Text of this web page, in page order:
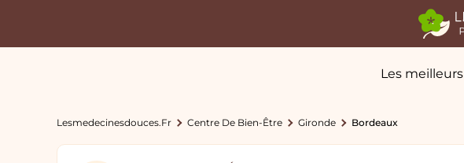
Les meilleurs
Lesmedecinesdouces.fr Centre De Bien-Être Gironde Bordeaux